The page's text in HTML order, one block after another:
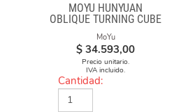
MOYU HUNYUAN
OBLIQUE TURNING CUBE
2 MIUP SKEWB
MoYu
$ 34.593,00
Precio unitario.
IVA incluido.
Cantidad: